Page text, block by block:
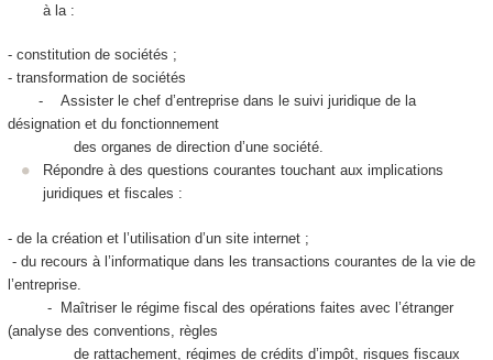
à la :
- constitution de sociétés ;
- transformation de sociétés
- Assister le chef d’entreprise dans le suivi juridique de la
désignation et du fonctionnement
des organes de direction d’une société.
Répondre à des questions courantes touchant aux implications
juridiques et fiscales :
- de la création et l’utilisation d’un site internet ;
- du recours à l’informatique dans les transactions courantes de la vie de
l’entreprise.
- Maîtriser le régime fiscal des opérations faites avec l’étranger
(analyse des conventions, règles
de rattachement, régimes de crédits d’impôt, risques fiscaux